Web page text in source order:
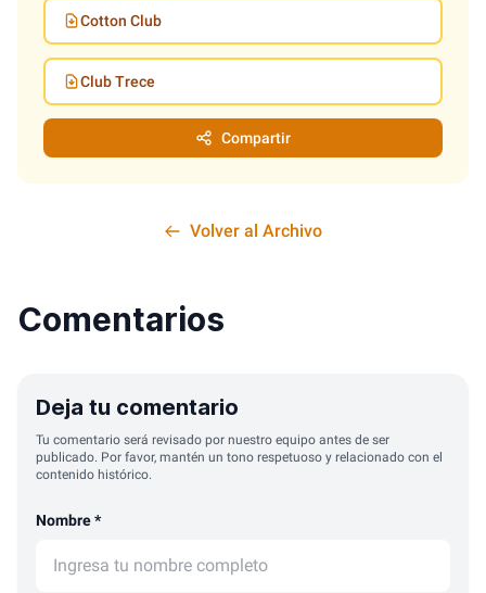
Cotton Club
Club Trece
Compartir
Volver al Archivo
Comentarios
Deja tu comentario
Tu comentario será revisado por nuestro equipo antes de ser
publicado. Por favor, mantén un tono respetuoso y relacionado con el
contenido histórico.
Nombre *